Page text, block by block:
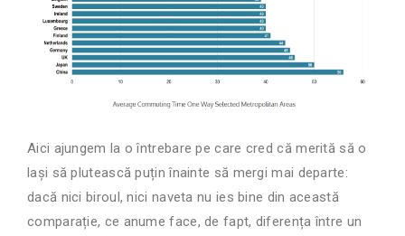
Aici ajungem la o întrebare pe care cred că merită să o
lași să plutească puțin înainte să mergi mai departe:
dacă nici biroul, nici naveta nu ies bine din această
comparație, ce anume face, de fapt, diferența între un